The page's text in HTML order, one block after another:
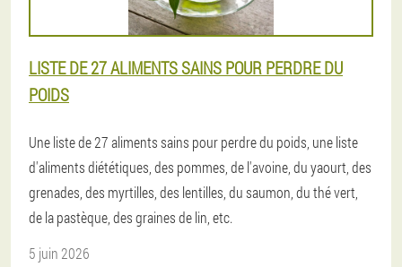
LISTE DE 27 ALIMENTS SAINS POUR PERDRE DU
POIDS
Une liste de 27 aliments sains pour perdre du poids, une liste
d'aliments diététiques, des pommes, de l'avoine, du yaourt, des
grenades, des myrtilles, des lentilles, du saumon, du thé vert,
de la pastèque, des graines de lin, etc.
5 juin 2026